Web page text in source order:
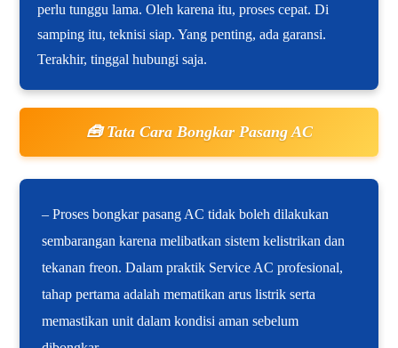
perlu tunggu lama. Oleh karena itu, proses cepat. Di
samping itu, teknisi siap. Yang penting, ada garansi.
Terakhir, tinggal hubungi saja.
🧰 Tata Cara Bongkar Pasang AC
– Proses bongkar pasang AC tidak boleh dilakukan
sembarangan karena melibatkan sistem kelistrikan dan
tekanan freon. Dalam praktik Service AC profesional,
tahap pertama adalah mematikan arus listrik serta
memastikan unit dalam kondisi aman sebelum